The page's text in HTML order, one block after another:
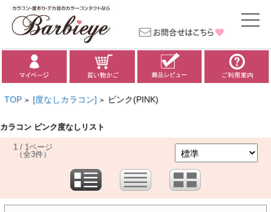
TOP > [度なしカラコン] > ピンク(PINK)
カラコン ピンク度なしリスト
1 / 1ページ
（全3件）